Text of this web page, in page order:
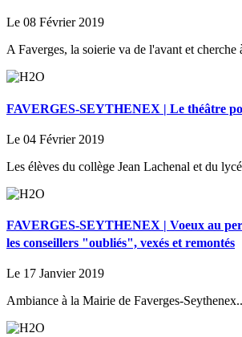
Le 08 Février 2019
A Faverges, la soierie va de l'avant et
FAVERGES-SEYTHENEX | Le théâtre
Le 04 Février 2019
Les élèves du collège Jean Lachenal et du
FAVERGES-SEYTHENEX | Voeux au
les conseillers "oubliés", vexés et remontés
Le 17 Janvier 2019
Ambiance à la Mairie de Faverges-